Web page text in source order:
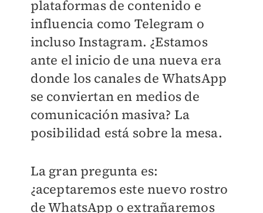
plataformas de contenido e
influencia como Telegram o
incluso Instagram. ¿Estamos
ante el inicio de una nueva era
donde los canales de WhatsApp
se conviertan en medios de
comunicación masiva? La
posibilidad está sobre la mesa.
La gran pregunta es:
¿aceptaremos este nuevo rostro
de WhatsApp o extrañaremos